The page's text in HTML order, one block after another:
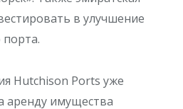
в улучшение
порта.
Hutchison Ports уже
аренду имущества